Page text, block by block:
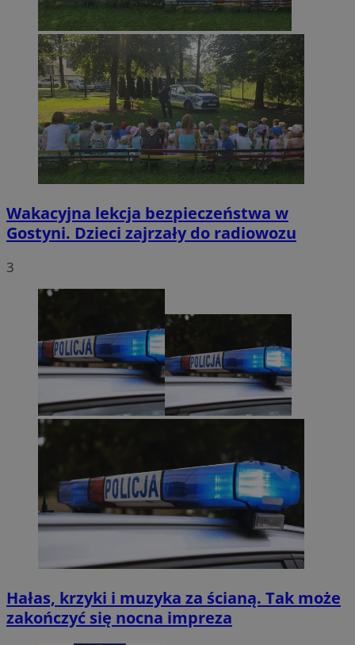
Wakacyjna lekcja bezpieczeństwa w
Gostyni. Dzieci zajrzały do radiowozu
3
Hałas, krzyki i muzyka za ścianą. Tak może
zakończyć się nocna impreza